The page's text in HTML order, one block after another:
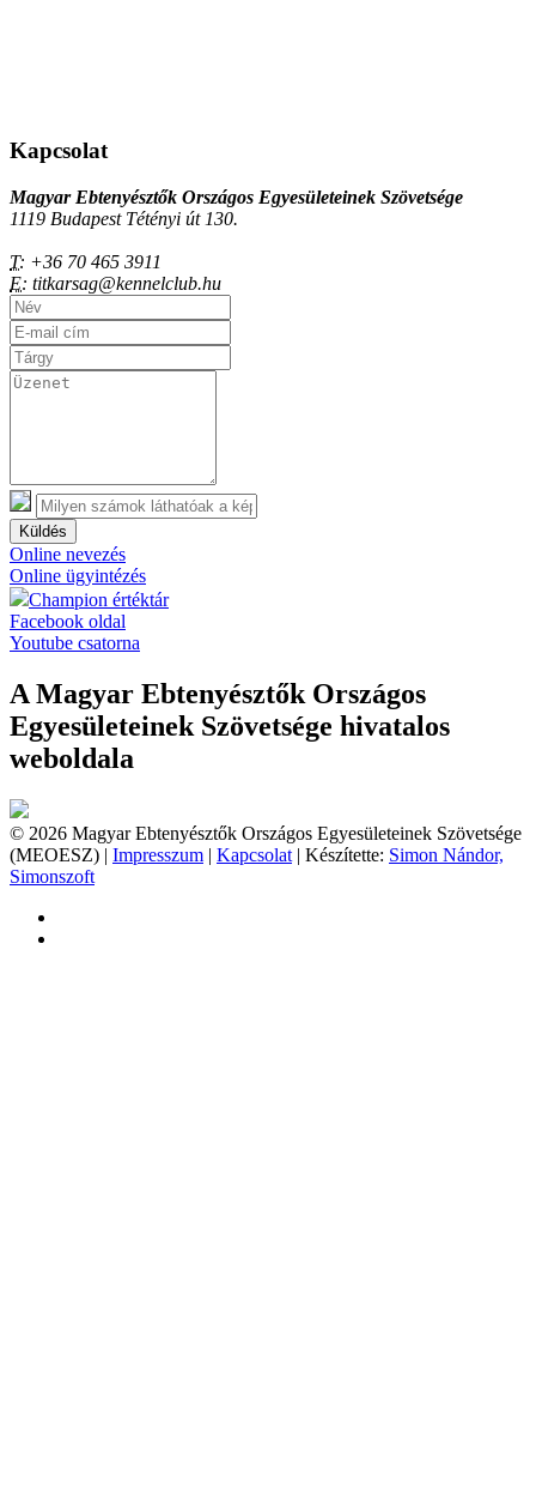
Kapcsolat
Magyar Ebtenyésztők Országos Egyesületeinek Szövetsége
1119 Budapest Tétényi út 130.
T: +36 70 465 3911
E: titkarsag@kennelclub.hu
Küldés
Online nevezés
Online ügyintézés
Champion értéktár
Facebook oldal
Youtube csatorna
A Magyar Ebtenyésztők Országos
Egyesületeinek Szövetsége hivatalos
weboldala
© 2026 Magyar Ebtenyésztők Országos Egyesületeinek Szövetsége
(MEOESZ) | Impresszum | Kapcsolat | Készítette: Simon Nándor,
Simonszoft